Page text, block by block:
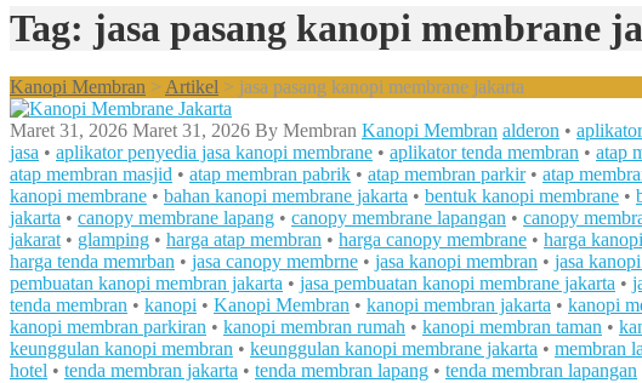
Tag: jasa pasang kanopi membrane
Kanopi Membran > Artikel > jasa pasang kanopi membrane jakarta
Maret 31, 2026 Maret 31, 2026 By Membran Kanopi Membran alderon •
jasa • aplikator penyedia jasa kanopi membrane • aplikator tenda membran • atap
atap membran masjid • atap membran pabrik • atap membran parkir• atap
kanopi membrane • bahan kanopi membrane jakarta • bentuk kanopi membrane •
jakarta • canopy membrane lapang • canopy membrane lapangan • canopy
jakarat • glamping • harga atap membran • harga canopy membrane • harga
harga tenda memrban • jasa canopy membrne • jasa kanopi membran • jasa
pembuatan kanopi membran jakarta • jasa pembuatan kanopi membrane jakarta •
tenda membran • kanopi • Kanopi Membran • kanopi membran jakarta • kanopi
kanopi membran parkiran • kanopi membran rumah • kanopi membran taman •
keunggulan kanopi membran • keunggulan kanopi membrane jakarta • membran
hotel • tenda membran jakarta • tenda membran lapang • tenda membran lapangan